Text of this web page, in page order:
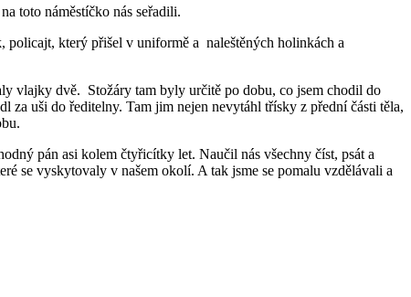
toto náměstíčko nás seřadili.
policajt, který přišel v uniformě a naleštěných holinkách a
vlajky dvě. Stožáry tam byly určitě po dobu, co jsem chodil do
uši do ředitelny. Tam jim nejen nevytáhl třísky z přední části těla,
pán asi kolem čtyřicítky let. Naučil nás všechny číst, psát a
se vyskytovaly v našem okolí. A tak jsme se pomalu vzdělávali a